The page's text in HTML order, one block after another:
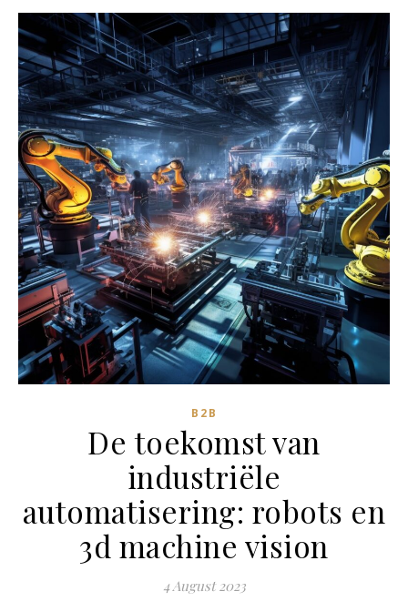
B2B
De toekomst van
industriële
automatisering: robots en
3d machine vision
4 August 2023